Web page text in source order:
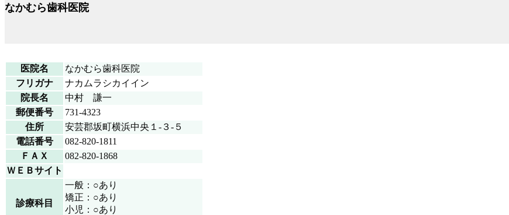
なかむら歯科医院
医院名
なかむら歯科医院
フリガナ
ナカムラシカイイン
院長名
中村 謙一
郵便番号
731-4323
住所
安芸郡坂町横浜中央１-３-５
電話番号
082-820-1811
ＦＡＸ
082-820-1868
ＷＥＢサイト
診療科目
一般：○あり
矯正：○あり
小児：○あり